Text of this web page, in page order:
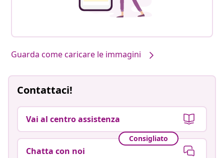
Guarda come caricare le immagini
Contattaci!
Vai al centro assistenza
Consigliato
Chatta con noi